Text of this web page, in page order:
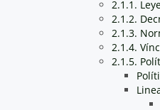
2.1.1.
2.1.2.
2.1.3.
2.1.4.
2.1.5.